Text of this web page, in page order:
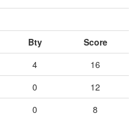
Bty
Score
4
16
0
12
0
8